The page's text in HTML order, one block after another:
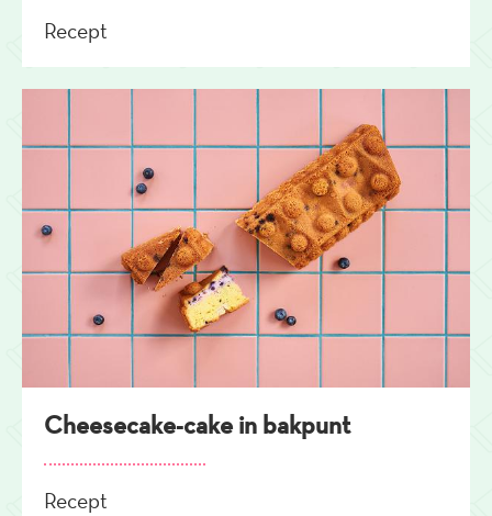
Recept
Cheesecake-cake in bakpunt
Recept